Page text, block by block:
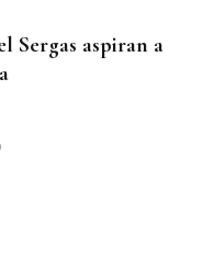
Sergas aspiran a